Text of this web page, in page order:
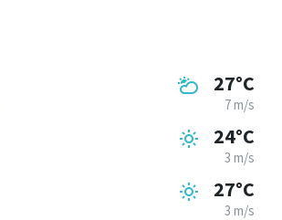
27°C
7 m/s
24°C
3 m/s
27°C
3 m/s